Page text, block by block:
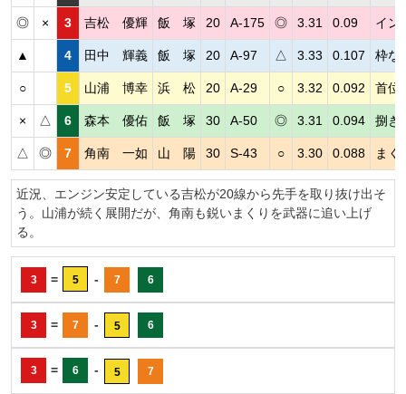
◎ × 3 吉松 優輝 飯 塚 20 A-175 ◎ 3.31 0.09 イン
▲ 4 田中 輝義 飯 塚 20 A-97 △ 3.33 0.107 枠な
○ 5 山浦 博幸 浜 松 20 A-29 ○ 3.32 0.092 首位
× △ 6 森本 優佑 飯 塚 30 A-50 ◎ 3.31 0.094 捌き
△ ◎ 7 角南 一如 山 陽 30 S-43 ○ 3.30 0.088 まく
近況、エンジン安定している吉松が20線から先手を取り抜け出そ
う。山浦が続く展開だが、角南も鋭いまくりを武器に追い上げ
る。
3 = 5 - 7 6
3 = 7 - 5 6
3 = 6 - 5 7